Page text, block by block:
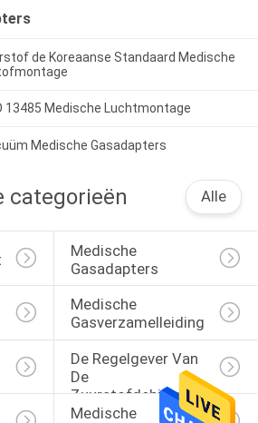
de Koreaanse Standaard Medische
13485 Medische Luchtmontage
Medische Gasadapters
categorieën Alle
Medische
Gasadapters
Medische
Gasverzamelleiding
De Regelgever Van
De
Zuurstofdebietmeter
Met
Medische